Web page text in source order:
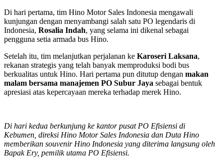
Di hari pertama, tim Hino Motor Sales Indonesia mengawali
kunjungan dengan menyambangi salah satu PO legendaris di
Indonesia, Rosalia Indah, yang selama ini dikenal sebagai
pengguna setia armada bus Hino.
Setelah itu, tim melanjutkan perjalanan ke Karoseri Laksana,
rekanan strategis yang telah banyak memproduksi bodi bus
berkualitas untuk Hino. Hari pertama pun ditutup dengan makan
malam bersama manajemen PO Subur Jaya sebagai bentuk
apresiasi atas kepercayaan mereka terhadap merek Hino.
Di hari kedua berkunjung ke kantor pusat PO Efisiensi di
Kebumen, direksi Hino Motor Sales Indonesia dan Duta Hino
memberikan souvenir Hino Indonesia yang diterima langsung oleh
Bapak Ery, pemilik utama PO Efisiensi.